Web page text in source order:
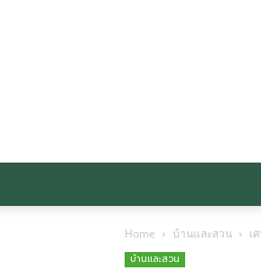
Home บ้านและสวน เ
บ้านและสวน